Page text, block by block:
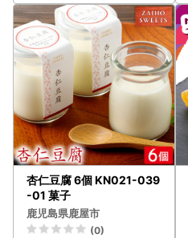
杏仁豆腐 6個 KN021-039
-01 菓子
鹿児島県鹿屋市
(0)